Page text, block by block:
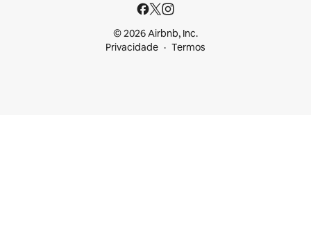
© 2026 Airbnb, Inc.
Privacidade
Termos